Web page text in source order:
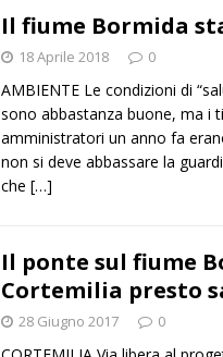
Il fiume Bormida
18 Aprile 2018 0
AMBIENTE Le condizioni di
sono abbastanza buone, ma i
amministratori un anno fa
non si deve abbassare la
che […]
Il ponte sul fiume
Cortemilia presto
28 Giugno 2017 0